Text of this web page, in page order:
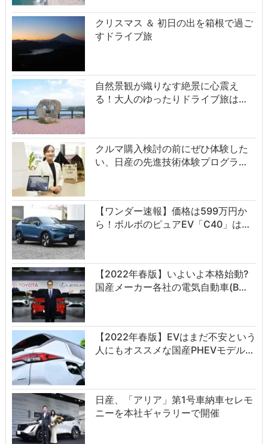
クリスマス ＆ 初日の出を箱根で過ご
すドライブ旅
自然景観が織りなす絶景に心震え
る！大人のゆったりドライブ旅は…
クルマ購入検討の前にぜひ体験した
い、日産の先進技術体験プログラ…
【ワンダー速報】価格は599万円か
ら！ボルボのピュアEV「C40」は…
【2022年春版】いよいよ本格始動?
国産メーカー各社の電気自動車(B…
【2022年春版】EVはまだ不安という
人にもオススメな国産PHEVモデル…
日産、「アリア」第1号車納車セレモ
ニーを本社ギャラリーで開催